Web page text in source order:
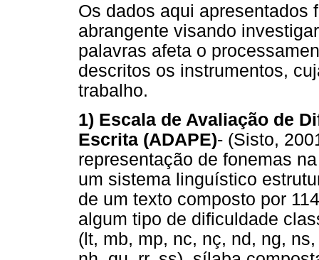
Os dados aqui apresentados
abrangente visando
palavras afeta o
descritos os instrumentos,
trabalho.
1) Escala de Avaliação de
Escrita (ADAPE)- (Sisto,
representação de fonemas
um sistema linguístico
de um texto composto por
algum tipo de dificuldade
(lt, mb, mp, nc, nç, nd, ng,